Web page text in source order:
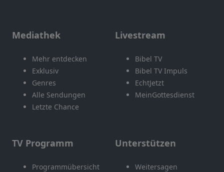
Mediathek
Mehr entdecken
Exklusiv
Genres
Alle Sendungen
Letzte Chance
Livestream
Bibel TV
Bibel TV Impuls
EchtJetzt
MeinGottesdienst
TV Programm
Programmübersicht
Unterstützen
Weitersagen